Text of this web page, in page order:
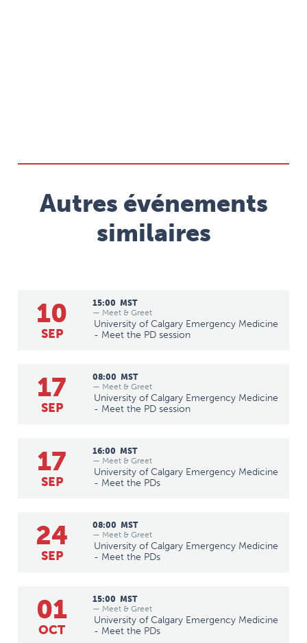
Autres événements
similaires
10
SEP
15:00 MST
— Meet & Greet
University of Calgary Emergency Medicine
- Meet the PD session
17
SEP
08:00 MST
— Meet & Greet
University of Calgary Emergency Medicine
- Meet the PD session
17
SEP
16:00 MST
— Meet & Greet
University of Calgary Emergency Medicine
- Meet the PDs
24
SEP
08:00 MST
— Meet & Greet
University of Calgary Emergency Medicine
- Meet the PDs
01
OCT
15:00 MST
— Meet & Greet
University of Calgary Emergency Medicine
- Meet the PDs